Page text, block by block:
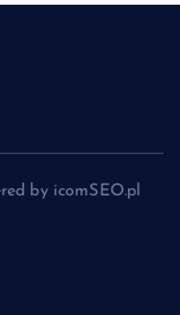
by icomSEO.pl